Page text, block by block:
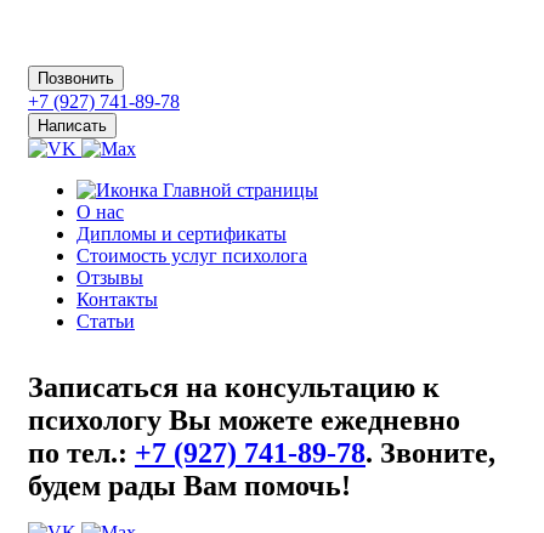
Позвонить
+7 (927) 741-89-78
Написать
О нас
Дипломы и сертификаты
Стоимость услуг психолога
Отзывы
Контакты
Статьи
Записаться на консультацию к
психологу Вы можете ежедневно
по тел.: +7 (927) 741-89-78. Звоните,
будем рады Вам помочь!